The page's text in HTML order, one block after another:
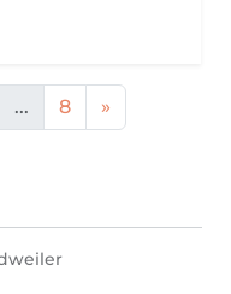
... 8 »